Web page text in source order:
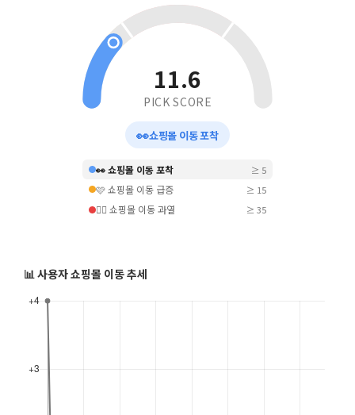
11.6
PICK SCORE
👀쇼핑몰 이동 포착
👀 쇼핑몰 이동 포착 ≥ 5
🩷 쇼핑몰 이동 급증 ≥ 15
❤️‍🔥 쇼핑몰 이동 과열 ≥ 35
📊 사용자 쇼핑몰 이동 추세